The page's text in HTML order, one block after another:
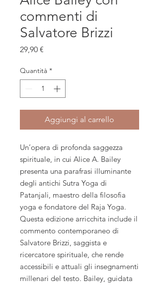
commenti di
Salvatore Brizzi
29,90 €
Quantità *
Aggiungi al carrello
Un’opera di profonda saggezza
spirituale, in cui Alice A. Bailey
presenta una parafrasi illuminante
degli antichi Sutra Yoga di
Patanjali, maestro della filosofia
yoga e fondatore del Raja Yoga.
Questa edizione arricchita include il
commento contemporaneo di
Salvatore Brizzi, saggista e
ricercatore spirituale, che rende
accessibili e attuali gli insegnamenti
millenari del testo. Bailey, guidata